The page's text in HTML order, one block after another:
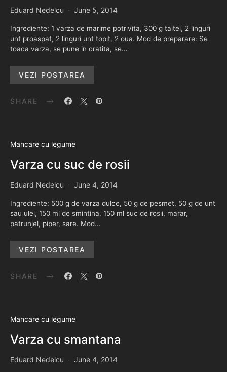
Eduard Nedelcu June 5, 2014
Ingrediente: 1 varza de marime potrivita, 300 g taitei, 2 linguri
unt proaspat, 2 linguri unt topit, 2 oua. Mod de preparare: Se
toaca varza, se pune in cratita, se…
VEZI POSTAREA
SHARE
Mancare cu legume
Varza cu suc de rosii
Eduard Nedelcu June 4, 2014
Ingrediente: 500 g de varza dulce, 50 g de pesmet, 50 g de unt
sau ulei, 150 ml de smintina, 150 ml suc de rosii, marar,
patrunjel, piper, sare. Mod…
VEZI POSTAREA
SHARE
Mancare cu legume
Varza cu smantana
Eduard Nedelcu June 4, 2014